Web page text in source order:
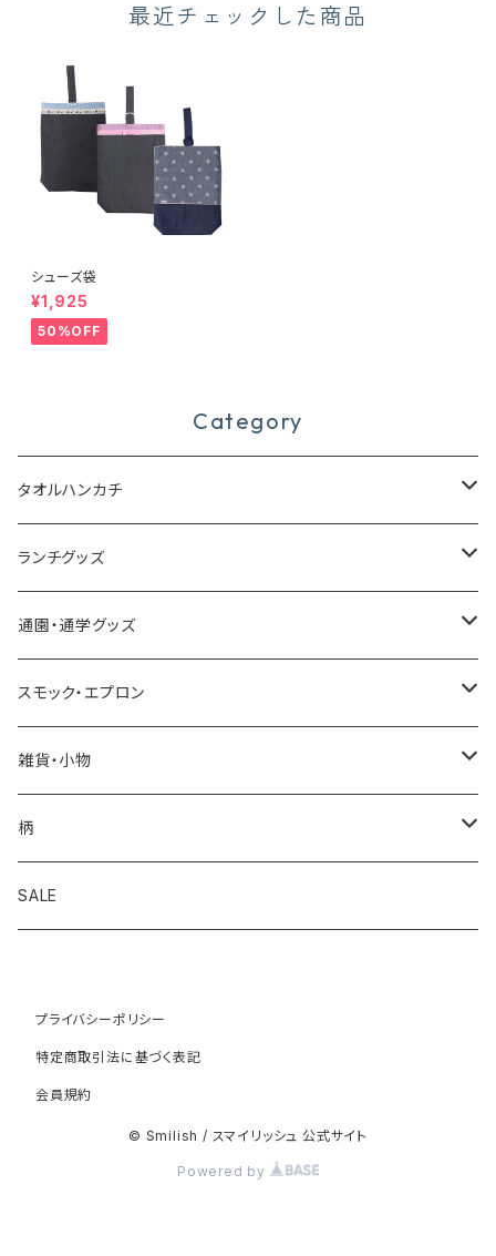
最近チェックした商品
シューズ袋
¥1,925
50%OFF
Category
タオルハンカチ
今治タオルハンカチ
今治ミニタオルハンカチ
合わせミニタオルハンカチ
ランチグッズ
お弁当箱
カトラリーセット
耐熱コップ
歯ブラシ
セット
通園・通学グッズ
レッスンバッグ
シューズ袋
お着替え袋
お弁当袋
ランチョンマット
給食袋
スモック・エプロン
スモック
エプロン・三角巾
雑貨・小物
移動ポケット
コインケース
手袋
傘袋
柄
アップル
クラウン
くるま
SALE
プライバシーポリシー
特定商取引法に基づく表記
会員規約
© Smilish / スマイリッシュ 公式サイト
Powered by